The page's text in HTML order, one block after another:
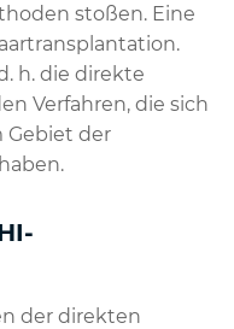
stoßen. Eine
h. die direkte
Verfahren, die sich
Gebiet der
der direkten